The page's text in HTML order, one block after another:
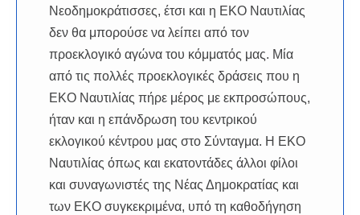
Νεοδημοκράτισσες, έτσι και η ΕΚΟ Ναυτιλίας
δεν θα μπορούσε να λείπει από τον
προεκλογικό αγώνα του κόμματός μας. Μία
από τις πολλές προεκλογικές δράσεις που η
ΕΚΟ Ναυτιλίας πήρε μέρος με εκπροσώπους,
ήταν και η επάνδρωση του κεντρικού
εκλογικού κέντρου μας στο Σύνταγμα. Η ΕΚΟ
Ναυτιλίας όπως και εκατοντάδες άλλοι φίλοι
και συναγωνιστές της Νέας Δημοκρατίας και
των ΕΚΟ συγκεκριμένα, υπό τη καθοδήγηση